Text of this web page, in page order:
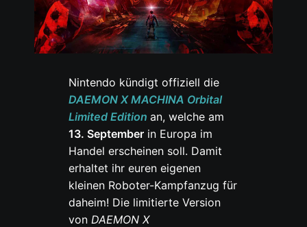
Nintendo kündigt offiziell die
DAEMON X MACHINA Orbital
Limited Edition an, welche am
13. September in Europa im
Handel erscheinen soll. Damit
erhaltet ihr euren eigenen
kleinen Roboter-Kampfanzug für
daheim! Die limitierte Version
von DAEMON X